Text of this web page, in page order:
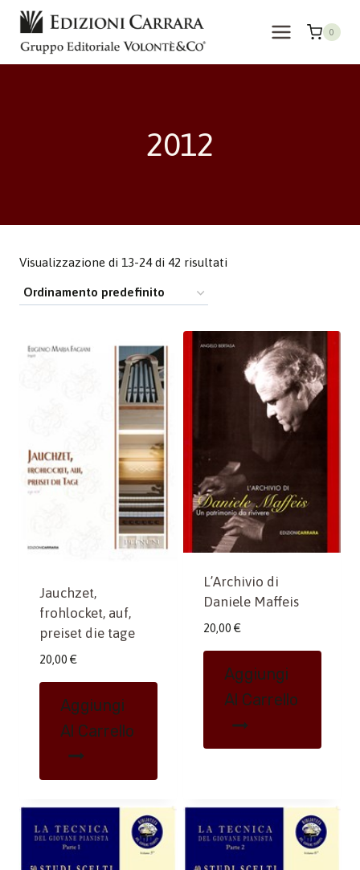
Salta
contenuto
0
2012
Visualizzazione di 13-24 di 42 risultati
Jauchzet,
frohlocket, auf,
preiset die tage
20,00 €
Aggiungi
Al Carrello
L’Archivio di
Daniele Maffeis
20,00 €
Aggiungi
Al Carrello